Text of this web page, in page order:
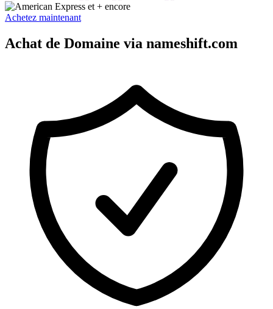
et + encore
Achetez maintenant
Achat de Domaine via nameshift.com